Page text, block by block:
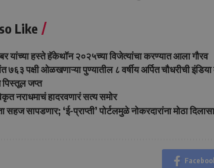
Like
यांच्या हस्ते हॅकेथॉन २०२५च्या विजेत्यांचा करण्यात आला गौरव
७६३ पक्षी ओळखणाऱ्या पुण्यातील ८ वर्षीय अर्पित चौधरीची
जप्त
नराधमाचं हादरवणारं सत्य समोर
सापडणार; ‘ई-प्राप्ती’ पोर्टलमुळे नोकरदारांना मोठा दिलासा